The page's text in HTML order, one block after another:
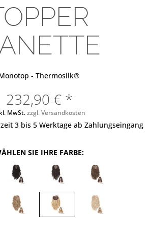
- Thermosilk®
232,90 € *
MwSt.zzgl. Versandkosten
3 bis 5 Werktage ab Zahlungseingang
SIE IHRE FARBE: